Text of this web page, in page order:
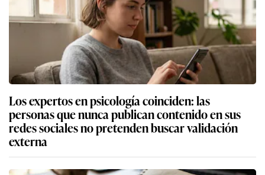
Los expertos en psicología coinciden: las
personas que nunca publican contenido en sus
redes sociales no pretenden buscar validación
externa